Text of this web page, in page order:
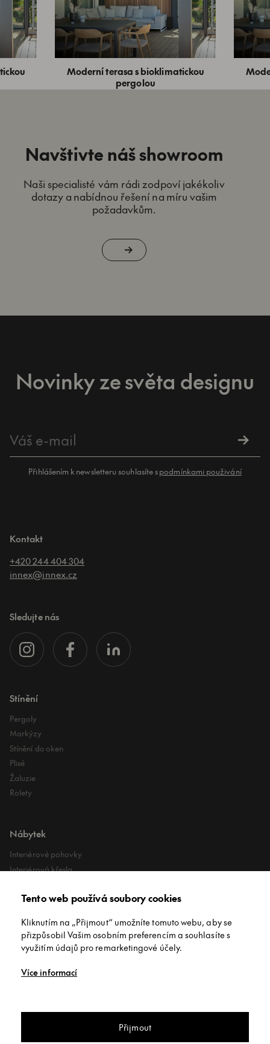
Moderní terasa s bioklimatickou
pergolou
Navštivte náš showroom
Naši specialisté vám rádi zodpoví jakékoliv
dotazy a nabídnou řešení na míru vašim
požadavkům.
Novinky ze světa designu
Přihlášením k newsletteru souhlasíte spodmínkami použivání
Kontakt
+420 244 404 304
innex@innex.cz
Sledujte nás
Stínění
Pergoly
Markýzy
Stínění do oken
Plisé
Žaluzie
Rolety
Nábytek
Interiérové pohovky
Interiérová křesla
Lehátka
Exteriérové pufy
O společnosti
Tento web používá soubory cookies
Kliknutím na „Přijmout“ umožníte tomuto webu, aby se
přizpůsobil Vašim osobním preferencím a souhlasíte s
využitím údajů pro remarketingové účely.
Více informací
Přijmout